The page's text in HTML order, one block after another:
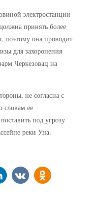
электростанции
принять более
поэтому она проводит
для захоронения
Черкезовац на
не согласна с
словам ее
под угрозу
реки Уна.